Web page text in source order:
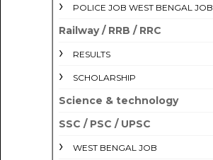
POLICE JOB WEST BENGAL JOB
Railway / RRB / RRC
RESULTS
SCHOLARSHIP
Science & technology
SSC / PSC / UPSC
WEST BENGAL JOB